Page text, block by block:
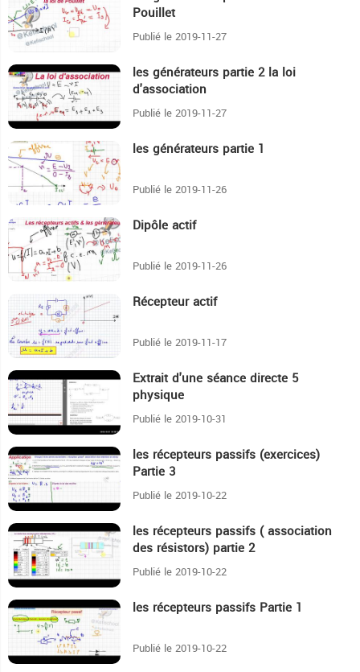
Pouillet
Publié le 2019-11-27
30:40 les générateurs partie 2 la loi
d'association
Publié le 2019-11-27
14:14 les générateurs partie 1
Publié le 2019-11-26
24:40 Dipôle actif
Publié le 2019-11-26
Récepteur actif
Publié le 2019-11-17
3:53 Extrait d'une séance directe 5
physique
Publié le 2019-10-31
53:42 les récepteurs passifs (exercices)
Partie 3
Publié le 2019-10-22
39:59 les récepteurs passifs ( association
des résistors) partie 2
Publié le 2019-10-22
16:52 les récepteurs passifs Partie 1
Publié le 2019-10-22